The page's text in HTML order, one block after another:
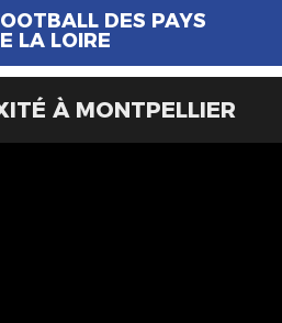
DES PAYS
LA LOIRE
À MONTPELLIER